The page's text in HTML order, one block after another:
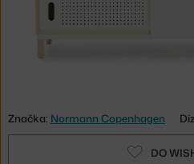
Značka: Normann Copenhagen
DO